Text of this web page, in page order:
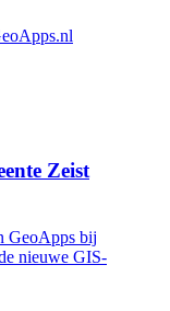
Zeist
GeoApps bij
nieuwe GIS-